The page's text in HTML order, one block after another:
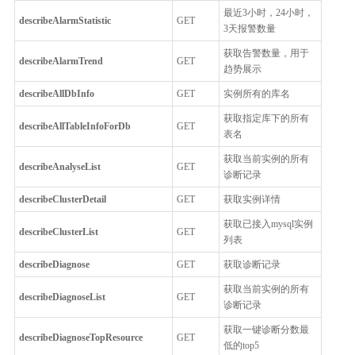
describeAlarmStatistic GET
最近3小时，24小时，
3天报警数量
describeAlarmTrend GET
获取告警数量，用于
趋势展示
describeAllDbInfo GET 实例所有的库名
describeAllTableInfoForDb GET
获取指定库下的所有
表名
describeAnalyseList GET
获取当前实例的所有
诊断记录
describeClusterDetail GET 获取实例详情
describeClusterList GET
获取已接入mysql实例
列表
describeDiagnose GET 获取诊断记录
describeDiagnoseList GET
获取当前实例的所有
诊断记录
describeDiagnoseTopResource GET
获取一键诊断分数最
低的top5